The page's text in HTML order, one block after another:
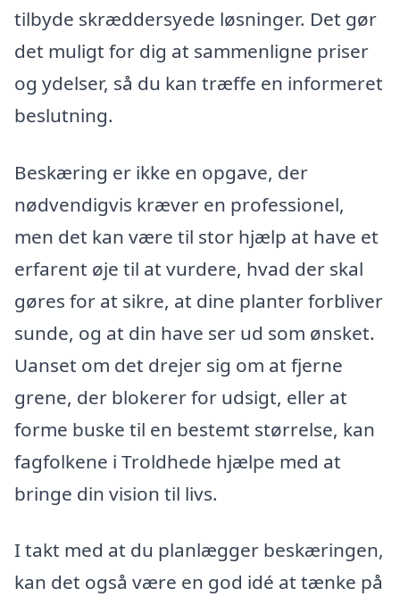
tilbyde skræddersyede løsninger. Det gør
det muligt for dig at sammenligne priser
og ydelser, så du kan træffe en informeret
beslutning.
Beskæring er ikke en opgave, der
nødvendigvis kræver en professionel,
men det kan være til stor hjælp at have et
erfarent øje til at vurdere, hvad der skal
gøres for at sikre, at dine planter forbliver
sunde, og at din have ser ud som ønsket.
Uanset om det drejer sig om at fjerne
grene, der blokerer for udsigt, eller at
forme buske til en bestemt størrelse, kan
fagfolkene i Troldhede hjælpe med at
bringe din vision til livs.
I takt med at du planlægger beskæringen,
kan det også være en god idé at tænke på